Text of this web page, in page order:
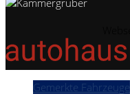
Gemerkte Fahrzeuge